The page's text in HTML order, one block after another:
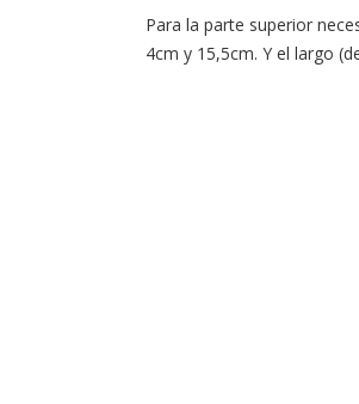
Para la parte superior
4cm y 15,5cm. Y el largo